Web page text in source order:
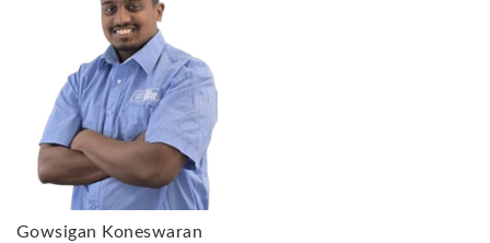
Gowsigan Koneswaran